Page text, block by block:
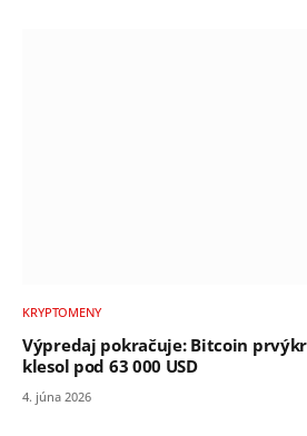
KRYPTOMENY
Výpredaj pokračuje: Bitcoin
klesol pod 63 000 USD
4. júna 2026